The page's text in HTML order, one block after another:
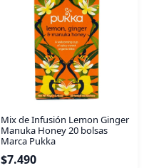
Mix de Infusión Lemon Ginger
Manuka Honey 20 bolsas
Marca Pukka
$7.490